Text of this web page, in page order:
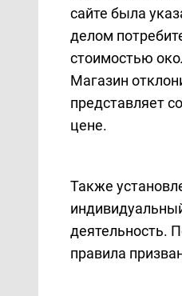
сайте была
делом
стоимостью
Магазин
представляет
цене.
Также
деятельность.
правила